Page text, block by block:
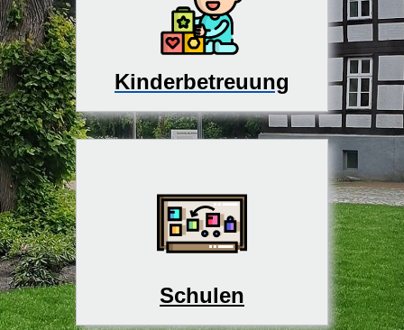
Kinderbetreuung
Schulen